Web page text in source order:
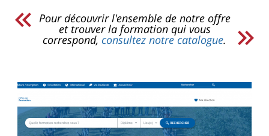
Pour découvrir l'ensemble de notre offre
et trouver la formation qui vous
correspond, consultez notre catalogue.
Image